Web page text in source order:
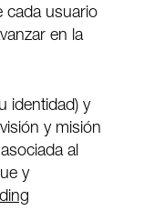
cada usuario
en la
identidad) y
y misión
al
y